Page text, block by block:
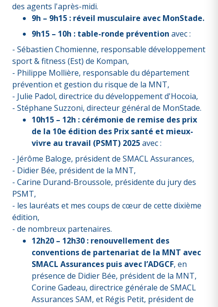
des agents l'après-midi.
9h – 9h15 : réveil musculaire avec MonStade.
9h15 – 10h : table-ronde prévention avec :
- Sébastien Chomienne, responsable développement
sport & fitness (Est) de Kompan,
- Philippe Mollière, responsable du département
prévention et gestion du risque de la MNT,
- Julie Padol, directrice du développement d'Hocoia,
- Stéphane Suzzoni, directeur général de MonStade.
10h15 – 12h : cérémonie de remise des prix
de la 10e édition des Prix santé et mieux-
vivre au travail (PSMT) 2025avec :
- Jérôme Baloge, président de SMACL Assurances,
- Didier Bée, président de la MNT,
- Carine Durand-Broussole, présidente du jury des
PSMT,
- les lauréats et mes coups de cœur de cette dixième
édition,
- de nombreux partenaires.
12h20 – 12h30 : renouvellement des
conventions de partenariat de la MNT avec
SMACL Assurances puis avec l’ADGCF, en
présence de Didier Bée, président de la MNT,
Corine Gadeau, directrice générale de SMACL
Assurances SAM, et Régis Petit, président de